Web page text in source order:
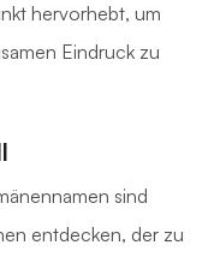
hervorhebt, um
Eindruck zu
sind
entdecken, der zu